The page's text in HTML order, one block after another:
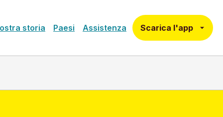
storia Paesi Assistenza Scarica l'app